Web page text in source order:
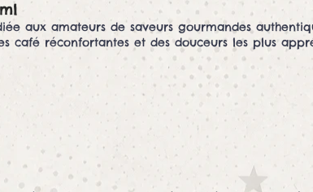
aux amateurs de saveurs gourmandes
café réconfortantes et des douceurs les plus